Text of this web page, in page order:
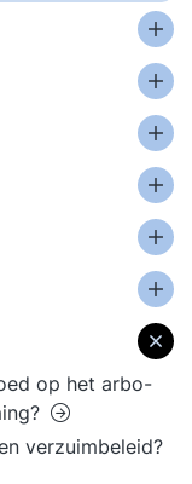
op het arbo-
verzuimbeleid?